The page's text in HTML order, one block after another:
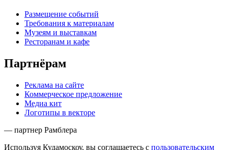
Размещение событий
Требования к материалам
Музеям и выставкам
Ресторанам и кафе
Партнёрам
Реклама на сайте
Коммерческое предложение
Медиа кит
Логотипы в векторе
— партнер Рамблера
Используя Кудамоскоу, вы соглашаетесь с пользовательским